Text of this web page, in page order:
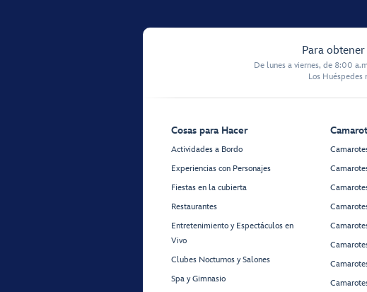
Para
De lunes a viernes, de 8:00
Los Huéspedes
Cosas para Hacer
Actividades a Bordo
Experiencias con Personajes
Fiestas en la cubierta
Restaurantes
Entretenimiento y Espectáculos en
Vivo
Clubes Nocturnos y Salones
Spa y Gimnasio